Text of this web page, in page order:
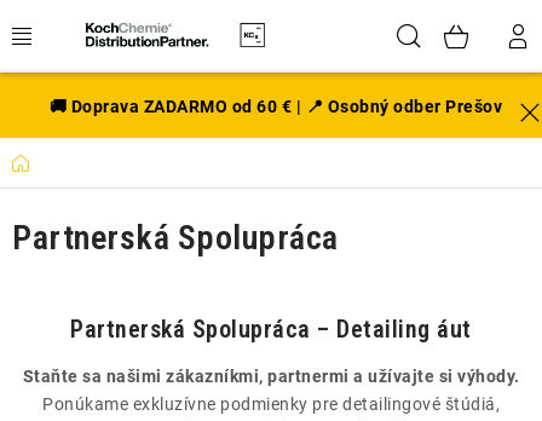
na
Hľadať
EXTERIÉR
DISKY A PNEU
INTERIÉR
🚚 Doprava ZADARMO od 60 € | 📍 Osobný odber Prešov
Domov
Partnerská Spolupráca
Partnerská Spolupráca – Detailing áut
Staňte sa našimi zákazníkmi, partnermi a užívajte si výhody.
Ponúkame exkluzívne podmienky pre detailingové štúdiá,